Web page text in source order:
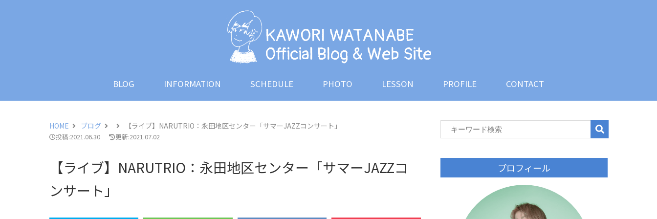
KAWORI WATANABE
Official Blog & Web Site
BLOG INFORMATION SCHEDULE PHOTO LESSON PROFILE CONTACT
INFORMATION
HOME ブログ 【ライブ】NARUTRIO：永田地区センター「サマーJAZZコンサート」
投稿:2021.06.30 更新:2021.07.02
【ライブ】NARUTRIO：永田地区センター「サマーJAZZコ
ンサート」
プロフィール